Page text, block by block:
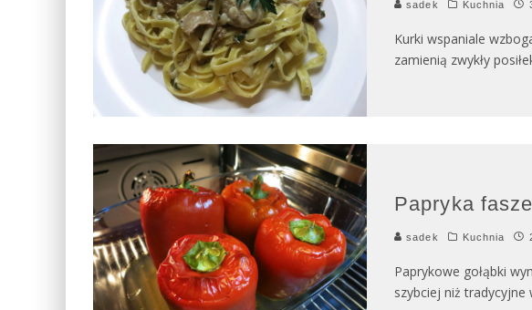
sadek Kuchnia
Kurki wspaniale
zamienią zwykły
Papryka
sadek Kuchnia
Paprykowe gołąbki
szybciej niż tradycyjne